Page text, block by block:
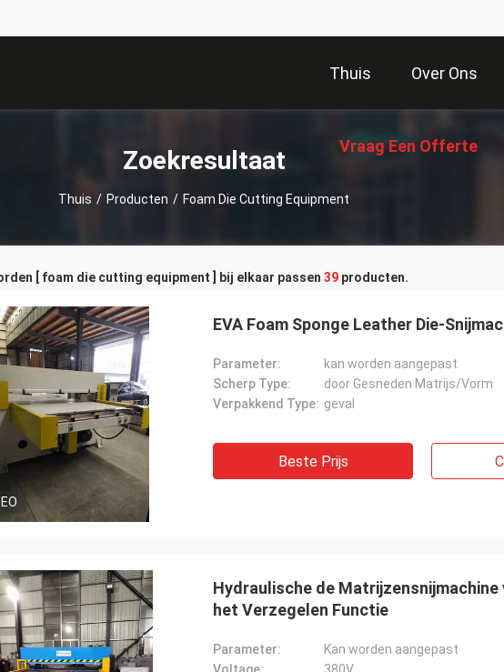
Thuis Over Ons
Vraag Een Offerte
Zoekresultaat
Thuis / Producten / Foam Die Cutting Equipment
[ foam die cutting equipment ] bij elkaar passen 39 producten.
EVA Foam Sponge Leather Die-
Parameter:
kan worden aangepast
Scherp Type:
door Gesneden Matrijs/Vorm
Verpakkend Type: geval
Beste Prijs
Hydraulische de
het Verzegelen Functie
Parameter:
Kan worden aangepast